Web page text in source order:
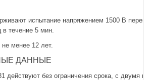
испытание напряжением 1500 В
в течение 5 мин.
менее 12 лет.
ДАННЫЕ
действуют без ограничения срока, с двумя